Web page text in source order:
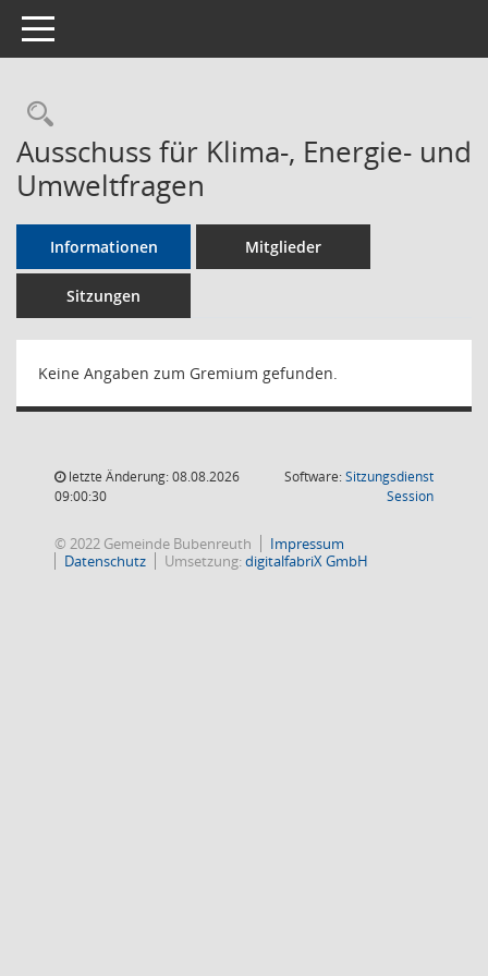
Toggle navigation
Rechercheauswahl
Ausschuss für Klima-, Energie- und
Umweltfragen
Informationen Mitglieder
Sitzungen
Keine Angaben zum Gremium gefunden.
letzte Änderung: 08.08.2026
09:00:30
Software:Sitzungsdienst
Session(Wird in
© 2022 Gemeinde Bubenreuth
Impressum
Datenschutz
Umsetzung:digitalfabriX GmbH